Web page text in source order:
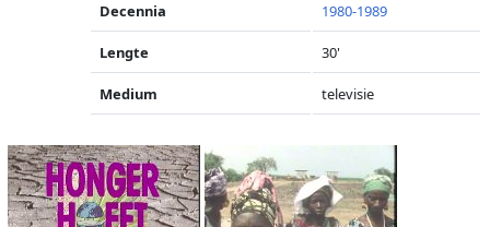
Decennia 1980-1989
Lengte 30'
Medium televisie